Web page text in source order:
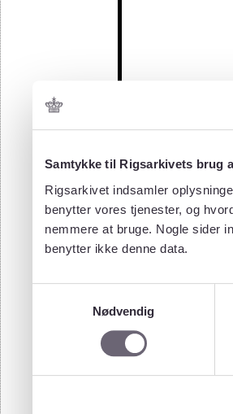
Samtykke til Rigsarkivets brug
Rigsarkivet indsamler
benytter vores tjenester, og
nemmere at bruge. Nogle sider
benytter ikke denne data.
Nødvendig